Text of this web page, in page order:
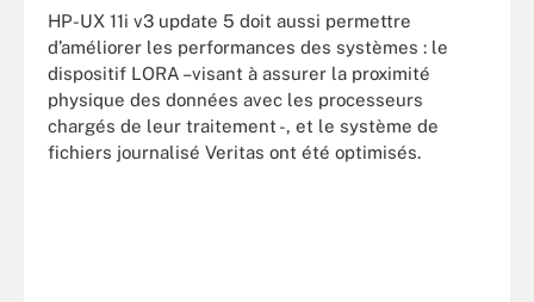
HP-UX 11i v3 update 5 doit aussi permettre
d’améliorer les performances des systèmes : le
dispositif LORA –visant à assurer la proximité
physique des données avec les processeurs
chargés de leur traitement -, et le système de
fichiers journalisé Veritas ont été optimisés.